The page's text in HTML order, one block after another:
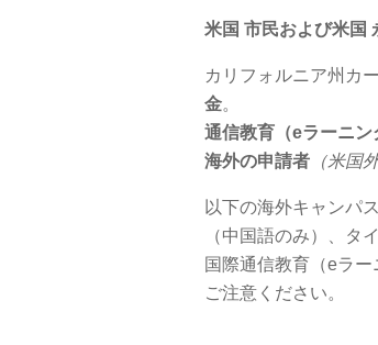
米国 市民および米国
カリフォルニア州カ
金。
通信教育（eラーニン
海外の申請者 （米国
以下の海外キャンパ
（中国語のみ）、タイ
国際通信教育（eラ
ご注意ください。